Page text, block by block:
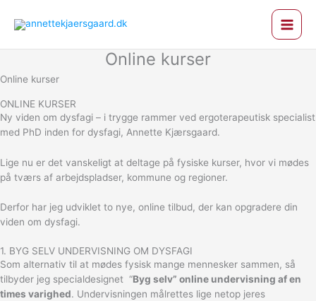
Online kurser
Online kurser
ONLINE KURSER
Ny viden om dysfagi – i trygge rammer ved ergoterapeutisk specialist
med PhD inden for dysfagi, Annette Kjærsgaard.
Lige nu er det vanskeligt at deltage på fysiske kurser, hvor vi mødes
på tværs af arbejdspladser, kommune og regioner.
Derfor har jeg udviklet to nye, online tilbud, der kan opgradere din
viden om dysfagi.
1. BYG SELV UNDERVISNING OM DYSFAGI
Som alternativ til at mødes fysisk mange mennesker sammen, så
tilbyder jeg specialdesignet “Byg selv” online undervisning af en
times varighed. Undervisningen målrettes lige netop jeres